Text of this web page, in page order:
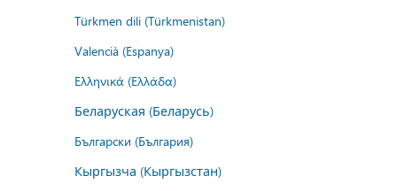
Türkmen dili (Türkmenistan)
Valencià (Espanya)
Ελληνικά (Ελλάδα)
Беларуская (Беларусь)
Български (България)
Кыргызча (Кыргызстан)